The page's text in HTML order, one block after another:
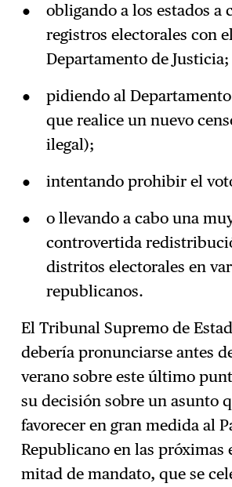
obligando a los estados a
registros electorales con
Departamento de Justicia;
pidiendo al
que realice un nuevo
ilegal);
intentando prohibir el
o llevando a cabo una
controvertida
distritos electorales en
republicanos.
El Tribunal Supremo de
debería pronunciarse antes
verano sobre este último
su decisión sobre un asunto
favorecer en gran medida al
Republicano en las próximas
mitad de mandato, que se